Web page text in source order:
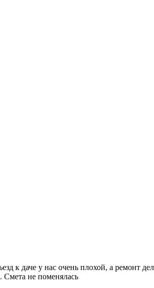
к даче у нас очень плохой, а ремонт
Смета не поменялась